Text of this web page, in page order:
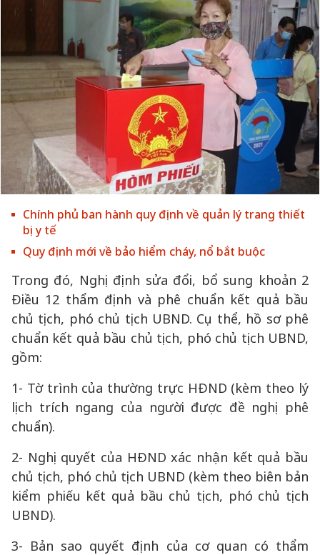
Chính phủ ban hành quy định về quản lý trang thiết
bị y tế
Quy định mới về bảo hiểm cháy, nổ bắt buộc
Trong đó, Nghị định sửa đổi, bổ sung khoản 2
Điều 12 thẩm định và phê chuẩn kết quả bầu
chủ tịch, phó chủ tịch UBND. Cụ thể, hồ sơ phê
chuẩn kết quả bầu chủ tịch, phó chủ tịch UBND,
gồm:
1- Tờ trình của thường trực HĐND (kèm theo lý
lịch trích ngang của người được đề nghị phê
chuẩn).
2- Nghị quyết của HĐND xác nhận kết quả bầu
chủ tịch, phó chủ tịch UBND (kèm theo biên bản
kiểm phiếu kết quả bầu chủ tịch, phó chủ tịch
UBND).
3- Bản sao quyết định của cơ quan có thẩm